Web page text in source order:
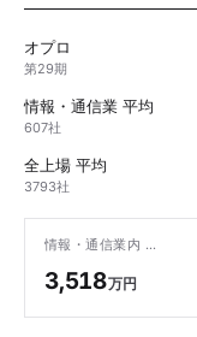
オプロ
第29期
情報・通信業 平均
607社
全上場 平均
3793社
情報・通信業内 最高
3,518万円